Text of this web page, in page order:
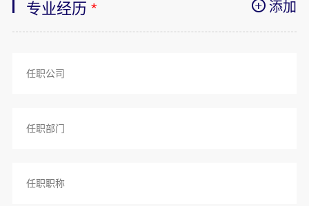
专业经历 * 添加